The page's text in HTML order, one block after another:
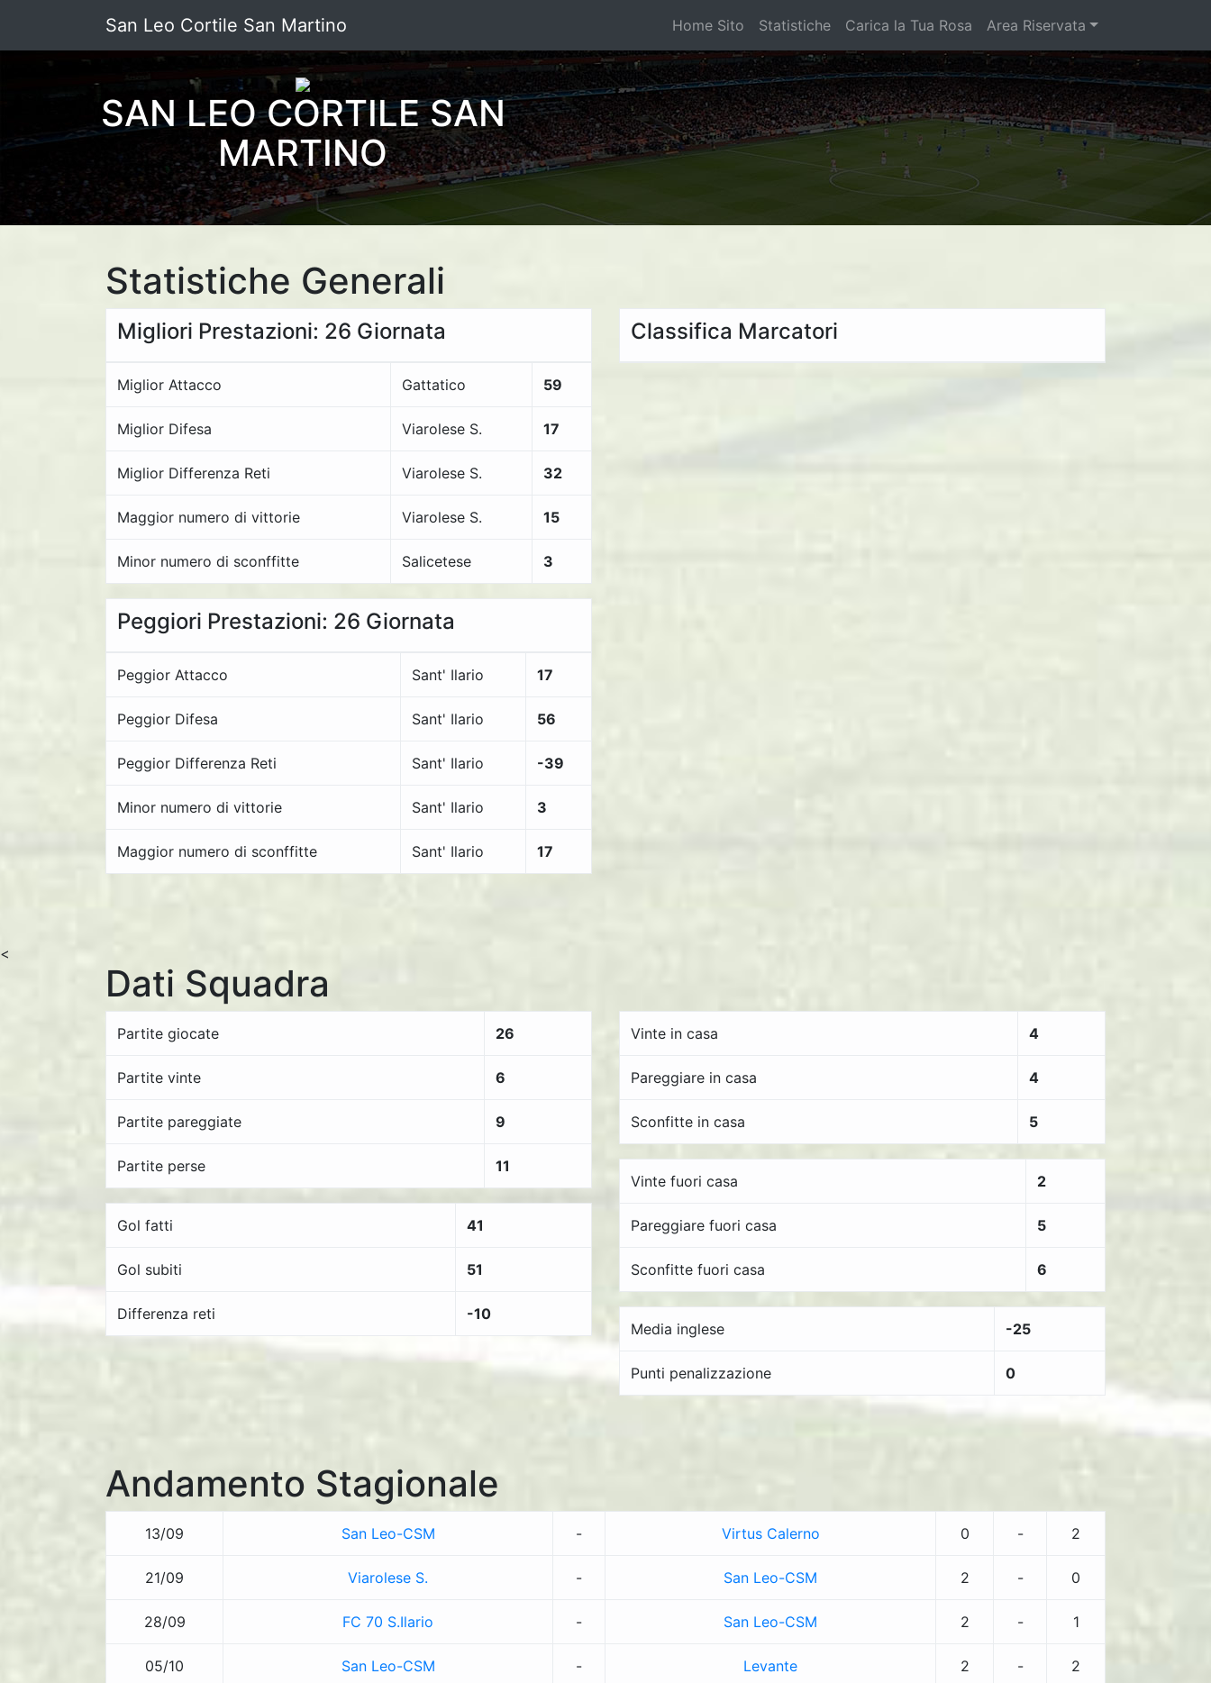
San Leo Cortile San Martino Home Sito Statistiche Carica la Tua Rosa Area Riservata
SAN LEO CORTILE SAN
MARTINO
Statistiche Generali
Migliori Prestazioni: 26 Giornata
Miglior Attacco Gattatico 59
Miglior Difesa Viarolese S. 17
Miglior Differenza Reti Viarolese S. 32
Maggior numero di vittorie Viarolese S. 15
Minor numero di sconffitte Salicetese 3
Peggiori Prestazioni: 26 Giornata
Peggior Attacco Sant' Ilario 17
Peggior Difesa Sant' Ilario 56
Peggior Differenza Reti Sant' Ilario -39
Minor numero di vittorie Sant' Ilario 3
Maggior numero di sconffitte Sant' Ilario 17
Classifica Marcatori
<
Dati Squadra
Partite giocate 26
Partite vinte 6
Partite pareggiate 9
Partite perse 11
Gol fatti 41
Gol subiti 51
Differenza reti -10
Vinte in casa 4
Pareggiare in casa 4
Sconfitte in casa 5
Vinte fuori casa 2
Pareggiare fuori casa 5
Sconfitte fuori casa 6
Media inglese -25
Punti penalizzazione 0
Andamento Stagionale
13/09 San Leo-CSM - Virtus Calerno 0 - 2
21/09 Viarolese S. - San Leo-CSM 2 - 0
28/09 FC 70 S.Ilario - San Leo-CSM 2 - 1
05/10 San Leo-CSM - Levante 2 - 2